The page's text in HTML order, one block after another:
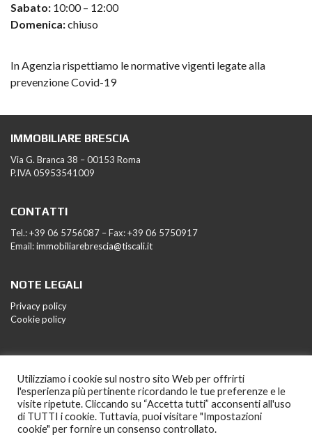
Sabato: 10:00 – 12:00
Domenica:chiuso
In Agenzia rispettiamo le normative vigenti legate alla
prevenzione Covid-19
IMMOBILIARE BRESCIA
Via G. Branca 38 – 00153 Roma
P.IVA 05953541009
CONTATTI
Tel.: +39 06 5756087 – Fax: +39 06 5750917
Email:immobiliarebrescia@tiscali.it
NOTE LEGALI
Privacy policy
Cookie policy
Utilizziamo i cookie sul nostro sito Web per offrirti
l'esperienza più pertinente ricordando le tue preferenze e le
visite ripetute. Cliccando su “Accetta tutti” acconsenti all'uso
di TUTTI i cookie. Tuttavia, puoi visitare "Impostazioni
cookie" per fornire un consenso controllato.